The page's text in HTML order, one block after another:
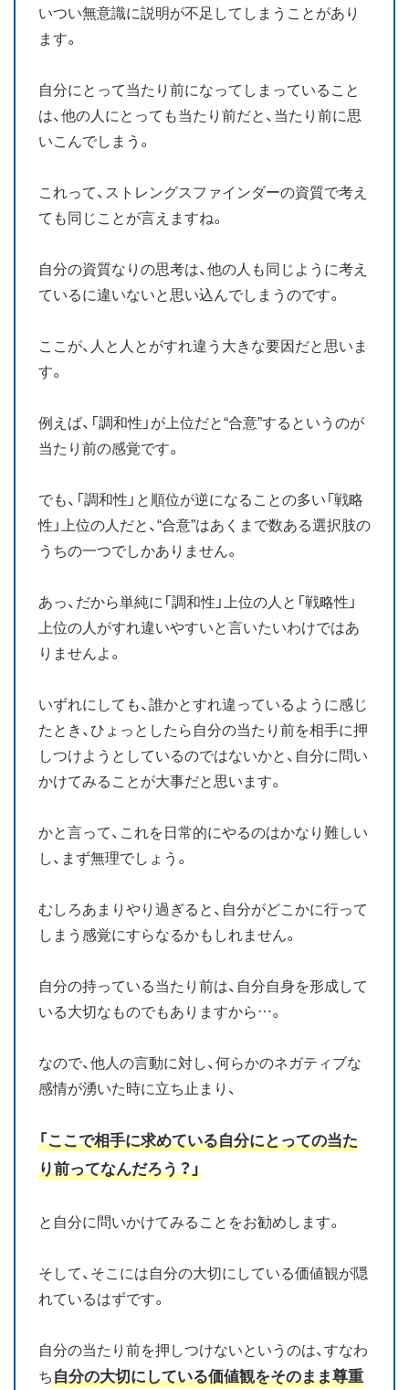
いつい無意識に説明が不足してしまうことがあり
ます。
自分にとって当たり前になってしまっていること
は、他の人にとっても当たり前だと、当たり前に思
いこんでしまう。
これって、ストレングスファインダーの資質で考え
ても同じことが言えますね。
自分の資質なりの思考は、他の人も同じように考え
ているに違いないと思い込んでしまうのです。
ここが、人と人とがすれ違う大きな要因だと思いま
す。
例えば、「調和性」が上位だと“合意”するというのが
当たり前の感覚です。
でも、「調和性」と順位が逆になることの多い「戦略
性」上位の人だと、“合意”はあくまで数ある選択肢の
うちの一つでしかありません。
あっ、だから単純に「調和性」上位の人と「戦略性」
上位の人がすれ違いやすいと言いたいわけではあ
りませんよ。
いずれにしても、誰かとすれ違っているように感じ
たとき、ひょっとしたら自分の当たり前を相手に押
しつけようとしているのではないかと、自分に問い
かけてみることが大事だと思います。
かと言って、これを日常的にやるのはかなり難しい
し、まず無理でしょう。
むしろあまりやり過ぎると、自分がどこかに行って
しまう感覚にすらなるかもしれません。
自分の持っている当たり前は、自分自身を形成して
いる大切なものでもありますから…。
なので、他人の言動に対し、何らかのネガティブな
感情が湧いた時に立ち止まり、
「ここで相手に求めている自分にとっての当た
り前ってなんだろう？」
と自分に問いかけてみることをお勧めします。
そして、そこには自分の大切にしている価値観が隠
れているはずです。
自分の当たり前を押しつけないというのは、すなわ
ち自分の大切にしている価値観をそのまま尊重